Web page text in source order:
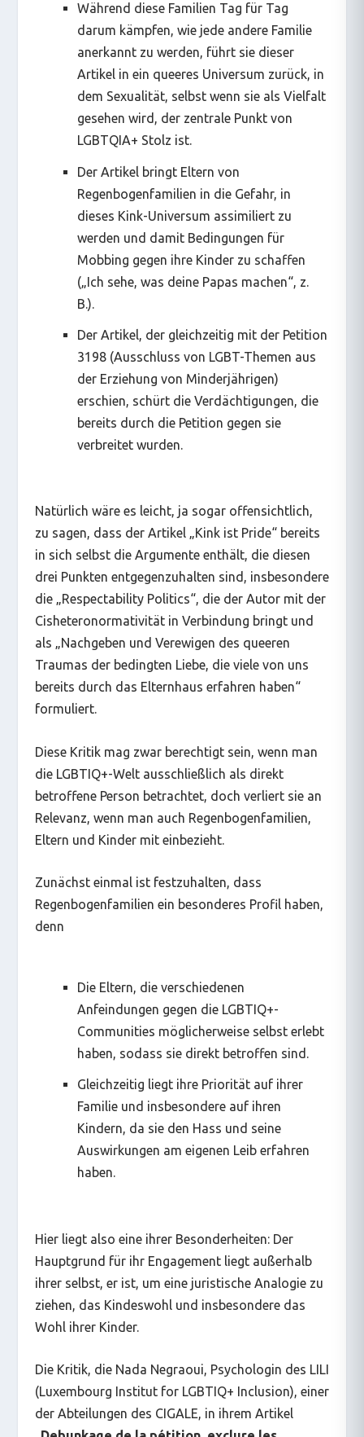
Während diese Familien Tag für Tag
darum kämpfen, wie jede andere Familie
anerkannt zu werden, führt sie dieser
Artikel in ein queeres Universum zurück, in
dem Sexualität, selbst wenn sie als Vielfalt
gesehen wird, der zentrale Punkt von
LGBTQIA+ Stolz ist.
Der Artikel bringt Eltern von
Regenbogenfamilien in die Gefahr, in
dieses Kink-Universum assimiliert zu
werden und damit Bedingungen für
Mobbing gegen ihre Kinder zu schaffen
(„Ich sehe, was deine Papas machen“, z.
B.).
Der Artikel, der gleichzeitig mit der Petition
3198 (Ausschluss von LGBT-Themen aus
der Erziehung von Minderjährigen)
erschien, schürt die Verdächtigungen, die
bereits durch die Petition gegen sie
verbreitet wurden.
Natürlich wäre es leicht, ja sogar offensichtlich,
zu sagen, dass der Artikel „Kink ist Pride“ bereits
in sich selbst die Argumente enthält, die diesen
drei Punkten entgegenzuhalten sind, insbesondere
die „Respectability Politics“, die der Autor mit der
Cisheteronormativität in Verbindung bringt und
als „Nachgeben und Verewigen des queeren
Traumas der bedingten Liebe, die viele von uns
bereits durch das Elternhaus erfahren haben“
formuliert.
Diese Kritik mag zwar berechtigt sein, wenn man
die LGBTIQ+-Welt ausschließlich als direkt
betroffene Person betrachtet, doch verliert sie an
Relevanz, wenn man auch Regenbogenfamilien,
Eltern und Kinder mit einbezieht.
Zunächst einmal ist festzuhalten, dass
Regenbogenfamilien ein besonderes Profil haben,
denn
Die Eltern, die verschiedenen
Anfeindungen gegen die LGBTIQ+-
Communities möglicherweise selbst erlebt
haben, sodass sie direkt betroffen sind.
Gleichzeitig liegt ihre Priorität auf ihrer
Familie und insbesondere auf ihren
Kindern, da sie den Hass und seine
Auswirkungen am eigenen Leib erfahren
haben.
Hier liegt also eine ihrer Besonderheiten: Der
Hauptgrund für ihr Engagement liegt außerhalb
ihrer selbst, er ist, um eine juristische Analogie zu
ziehen, das Kindeswohl und insbesondere das
Wohl ihrer Kinder.
Die Kritik, die Nada Negraoui, Psychologin des LILI
(Luxembourg Institut for LGBTIQ+ Inclusion), einer
der Abteilungen des CIGALE, in ihrem Artikel